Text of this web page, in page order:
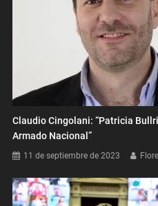
Claudio Cingolani: “Patricia
Armado Nacional”
11 de septiembre de 2023